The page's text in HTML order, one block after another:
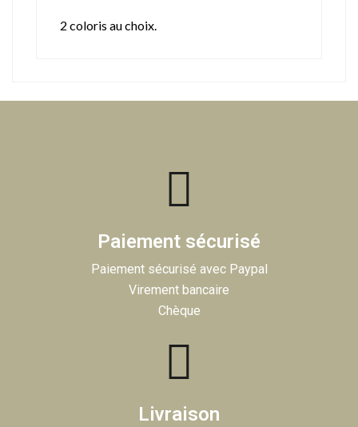
2 coloris au choix.
Paiement sécurisé
Paiement sécurisé avec Paypal
Virement bancaire
Chèque
Livraison